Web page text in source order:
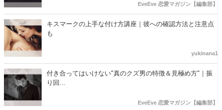
EveEve 恋愛マガジン【編集部】
キスマークの上手な付け方講座｜彼への確認方法と注意点
も
yukinana1
付き合ってはいけない"真のクズ男の特徴＆見極め方"｜振
り回...
EveEve 恋愛マガジン【編集部】